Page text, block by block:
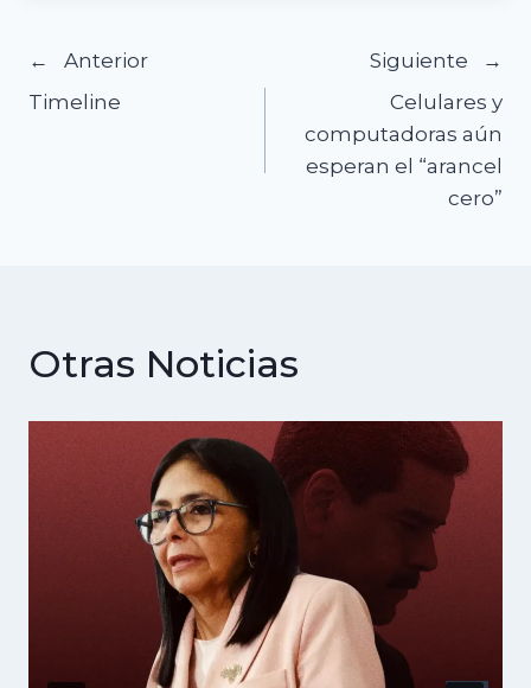
Navegación
Anterior
Timeline
Siguiente
Celulares y
computadoras aún
esperan el “arancel
cero”
Otras Noticias